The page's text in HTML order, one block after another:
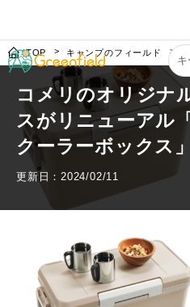
TOP キャンプのフィールド
コメリのオリジナ
スがリニューアル
クーラーボックス」
更新日：2024/02/11